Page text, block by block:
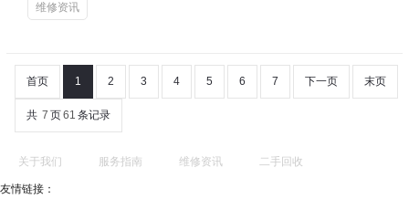
维修资讯
首页 1 2 3 4 5 6 7 下一页 末页
共 7 页61 条记录
关于我们 服务指南 维修资讯 二手回收
友情链接：